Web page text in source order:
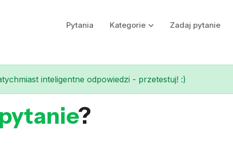
Pytania Kategorie Zadaj pytanie
inteligentne odpowiedzi - przetestuj! :)
pytanie?